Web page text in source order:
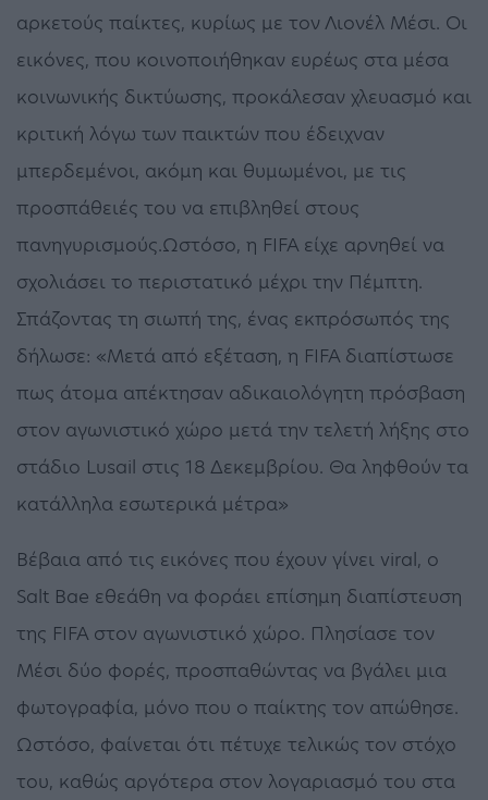
αρκετούς παίκτες, κυρίως με τον Λιονέλ Μέσι. Οι
εικόνες, που κοινοποιήθηκαν ευρέως στα μέσα
κοινωνικής δικτύωσης, προκάλεσαν χλευασμό και
κριτική λόγω των παικτών που έδειχναν
μπερδεμένοι, ακόμη και θυμωμένοι, με τις
προσπάθειές του να επιβληθεί στους
πανηγυρισμούς.Ωστόσο, η FIFA είχε αρνηθεί να
σχολιάσει το περιστατικό μέχρι την Πέμπτη.
Σπάζοντας τη σιωπή της, ένας εκπρόσωπός της
δήλωσε: «Μετά από εξέταση, η FIFA διαπίστωσε
πως άτομα απέκτησαν αδικαιολόγητη πρόσβαση
στον αγωνιστικό χώρο μετά την τελετή λήξης στο
στάδιο Lusail στις 18 Δεκεμβρίου. Θα ληφθούν τα
κατάλληλα εσωτερικά μέτρα»
Βέβαια από τις εικόνες που έχουν γίνει viral, ο
Salt Bae εθεάθη να φοράει επίσημη διαπίστευση
της FIFA στον αγωνιστικό χώρο. Πλησίασε τον
Μέσι δύο φορές, προσπαθώντας να βγάλει μια
φωτογραφία, μόνο που ο παίκτης τον απώθησε.
Ωστόσο, φαίνεται ότι πέτυχε τελικώς τον στόχο
του, καθώς αργότερα στον λογαριασμό του στα